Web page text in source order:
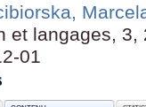
et langages, 3,
01